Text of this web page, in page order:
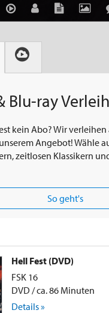
Blu-ray Verleih
kein Abo? Wir
Angebot! Wähle
zeitlosen Klassikern
So geht's
Hell Fest (DVD)
FSK 16
DVD / ca. 86 Minuten
Details »